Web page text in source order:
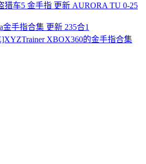
猎车5 金手指 更新 AURORA TU 0-25
金手指合集 更新 235合1
XBOX360的金手指合集